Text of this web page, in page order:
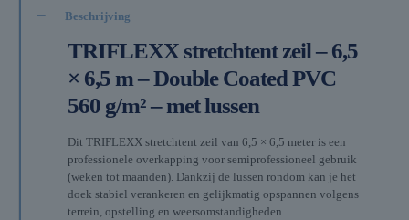
Beschrijving
TRIFLEXX stretchtent zeil – 6,5
× 6,5 m – Double Coated PVC
560 g/m² – met lussen
Dit TRIFLEXX stretchtent zeil van 6,5 × 6,5 meter is een
professionele overkapping voor semiprofessioneel gebruik
(weken tot maanden). Dankzij de lussen rondom kan je het
doek stabiel verankeren en gelijkmatig opspannen volgens
terrein, opstelling en weersomstandigheden.